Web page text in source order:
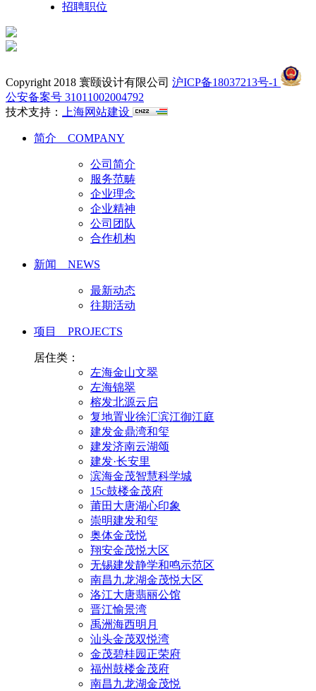
招聘职位
Copyright 2018 寰颐设计有限公司 沪ICP备18037213号-1
公安备案号 31011002004792
技术支持：
上海网站建设
简介 COMPANY
公司简介
服务范畴
企业理念
企业精神
公司团队
合作机构
新闻 NEWS
最新动态
往期活动
项目 PROJECTS
居住类：
左海金山文翠
左海锦翠
榕发北源云启
复地置业徐汇滨江御江庭
建发金鼎湾和玺
建发济南云湖颂
建发·长安里
滨海金茂智慧科学城
15c鼓楼金茂府
莆田大唐湖心印象
崇明建发和玺
奥体金茂悦
翔安金茂悦大区
无锡建发静学和鸣示范区
南昌九龙湖金茂悦大区
洛江大唐翡丽公馆
晋江愉景湾
禹洲海西明月
汕头金茂双悦湾
金茂碧桂园正荣府
福州鼓楼金茂府
南昌九龙湖金茂悦